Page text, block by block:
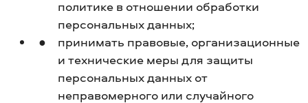
политике в отношении обработки
персональных данных;
принимать правовые, организационные
и технические меры для защиты
персональных данных от
неправомерного или случайного